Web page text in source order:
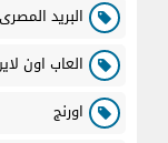
البريد المصرى
العاب اون
اورنج